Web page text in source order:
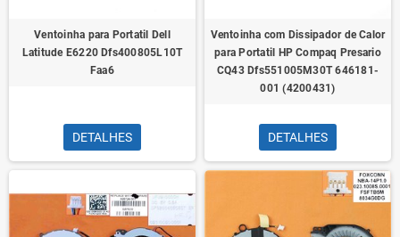
Ventoinha para Portatil Dell
Latitude E6220 Dfs400805L10T
Faa6
DETALHES
Ventoinha com Dissipador de Calor
para Portatil HP Compaq Presario
CQ43 Dfs551005M30T 646181-
001 (4200431)
DETALHES